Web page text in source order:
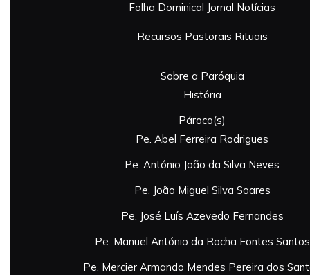
Folha Dominical Jornal Notícias
Recursos Pastorais Rituais
Sobre a Paróquia
História
Pároco(s)
Pe. Abel Ferreira Rodrigues
Pe. António João da Silva Neves
Pe. João Miguel Silva Soares
Pe. José Luís Azevedo Fernandes
Pe. Manuel António da Rocha Fontes Santos
Pe. Mercier Armando Mendes Pereira dos